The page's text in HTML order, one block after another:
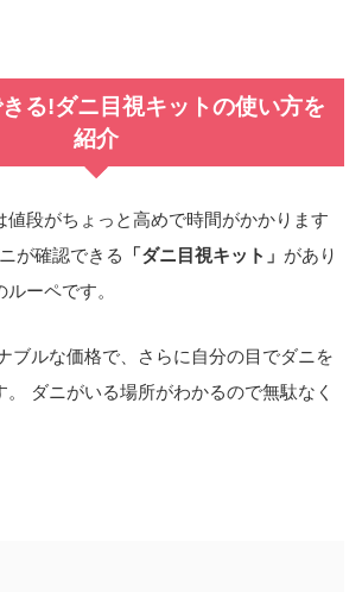
る!ダニ目視キットの使い方を
紹介
値段がちょっと高めで時間がかかります
が確認できる 「ダニ目視キット」 があり
ーペです。
ブルな価格で、さらに自分の目でダニを
。 ダニがいる場所がわかるので無駄なく